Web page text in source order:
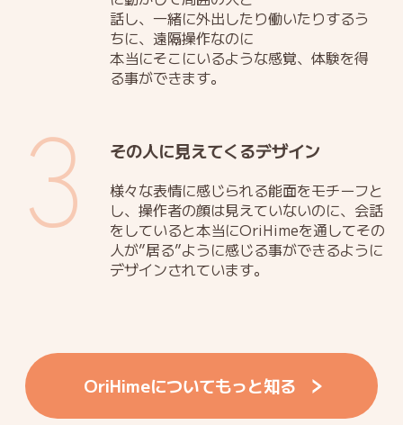
話し、一緒に外出したり働いたりするう
ちに、遠隔操作なのに
本当にそこにいるような感覚、体験を得
る事ができます。
3 その人に見えてくるデザイン
様々な表情に感じられる能面をモチーフと
し、操作者の顔は見えていないのに、会話
をしていると本当にOriHimeを通してその
人が”居る”ように感じる事ができるように
デザインされています。
OriHimeについてもっと知る